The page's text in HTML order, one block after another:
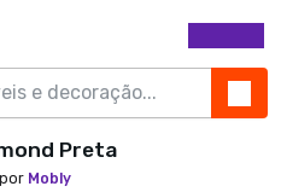
Preta
Mobly